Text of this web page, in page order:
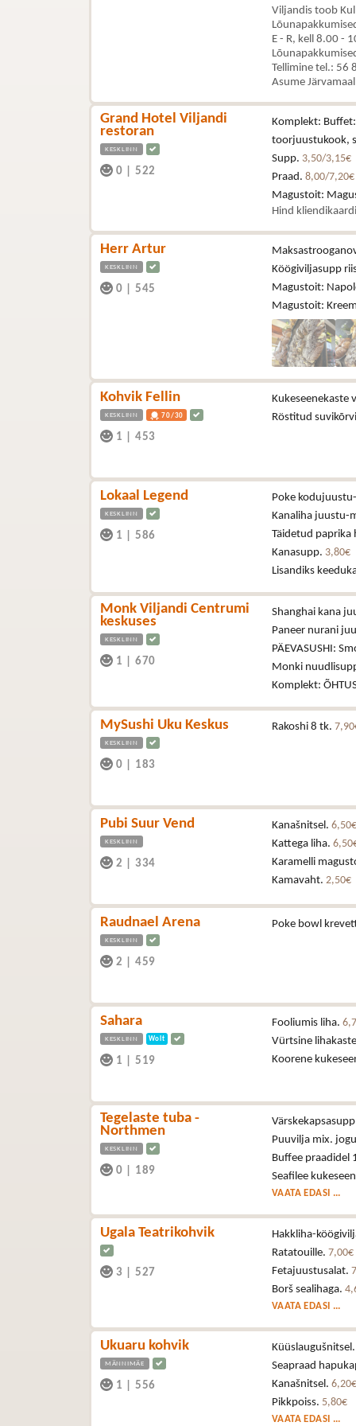
Viljandis toob
E - R, kell 8.00 -
Tellimine tel.: 56
Asume
Grand Hotel Viljandi
restoran
KESKLINN
0 522
Komplekt:
toorjuustukook,
Supp. 3,50/3,15€
Praad. 8,00/7,20€
Magustoit:
Hind
Herr Artur
KESKLINN
0 545
Köögiviljasupp
Magustoit:
Magustoit:
Kohvik Fellin
KESKLINN 70/30
1 453
Kukeseenekaste
Röstitud
Lokaal Legend
KESKLINN
1 586
Poke
Kanaliha juustu-
Täidetud paprika
Kanasupp. 3,80€
Lisandiks
Monk Viljandi Centrumi
keskuses
KESKLINN
1 670
Shanghai kana
Paneer nurani
PÄEVASUSHI:
Monki
Komplekt:
MySushi Uku Keskus
KESKLINN
0 183
Rakoshi 8 tk.
Pubi Suur Vend
KESKLINN
2 334
Kanašnitsel. 6,50€
Kattega liha.
Karamelli
Kamavaht. 2,50€
Raudnael Arena
KESKLINN
2 459
Poke bowl
Sahara
KESKLINN Wolt
1 519
Fooliumis liha.
Vürtsine
Koorene
Tegelaste tuba -
Northmen
KESKLINN
0 189
Puuvilja mix.
Buffee praadidel
Seafilee
VAATA EDASI ...
Ugala Teatrikohvik
3 527
Hakkliha-
Ratatouille. 7,00€
Fetajuustusalat.
Borš sealihaga.
VAATA EDASI ...
Ukuaru kohvik
MÄNNIMÄE
1 556
Seapraad
Kanašnitsel. 6,20€
Pikkpoiss. 5,80€
VAATA EDASI ...